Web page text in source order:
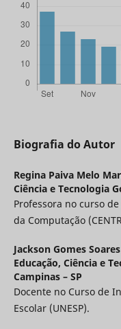
Biografia do Autor
Regina Paiva Melo
Ciência e Tecnologia
Professora no curso
da Computação
Jackson Gomes
Educação, Ciência e
Campinas – SP
Docente no Curso de
Escolar (UNESP).